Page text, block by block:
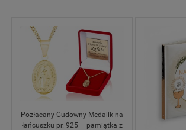
Pozłacany Cudowny Medalik na
łańcuszku pr. 925 – pamiątka z